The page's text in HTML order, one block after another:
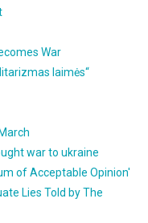
War
laimės“
war to ukraine
of Acceptable Opinion'
Lies Told by The